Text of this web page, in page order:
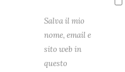
Salva il mio
nome, email e
sito web in
questo